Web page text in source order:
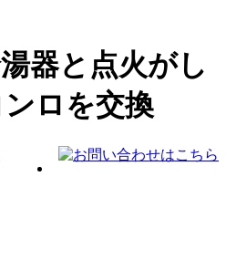
器と点火がし
ロを交換